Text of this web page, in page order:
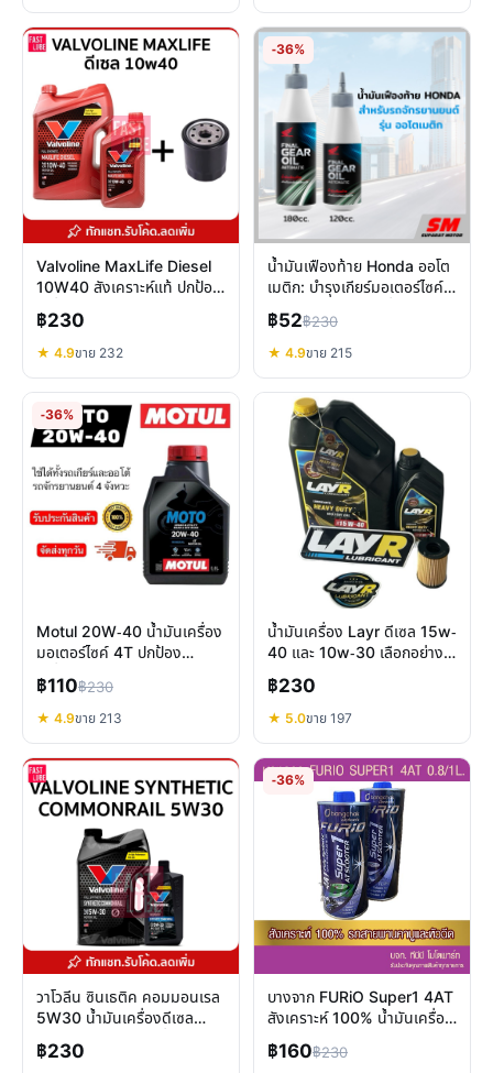
Valvoline MaxLife Diesel
10W40 สังเคราะห์แท้ ปกป้อง
เครื่องยนต์ดีเซลวิ่งเกิน
75,000 กม.
฿230
★ 4.9ขาย 232
-36%
น้ำมันเฟืองท้าย Honda ออโต
เมติก: บำรุงเกียร์มอเตอร์ไซค์ให้
ทนทาน เลือกขนาดที่ใช่
฿52฿230
★ 4.9ขาย 215
-36%
Motul 20W-40 น้ำมันเครื่อง
มอเตอร์ไซค์ 4T ปกป้อง
เครื่องยนต์คุ้มค่า
฿110฿230
★ 4.9ขาย 213
น้ำมันเครื่อง Layr ดีเซล 15w-
40 และ 10w-30 เลือกอย่างไร
ให้เหมาะกับรถคุณ
฿230
★ 5.0ขาย 197
วาโวลีน ซินเธติค คอมมอนเรล
5W30 น้ำมันเครื่องดีเซล
สังเคราะห์ ปกป้องเครื่องยนต์
เต็มสมรรถนะ
฿230
-36%
บางจาก FURiO Super1 4AT
สังเคราะห์ 100% น้ำมันเครื่อง
รถสายพาน ปกป้องเหนือชั้น
฿160฿230